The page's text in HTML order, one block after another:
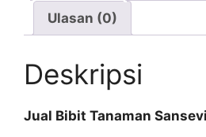
Ulasan (0)
Deskripsi
Jual Bibit Tanaman